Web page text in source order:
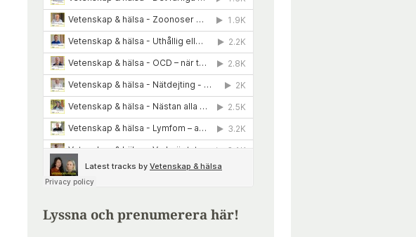
Lyssna och prenumerera här!